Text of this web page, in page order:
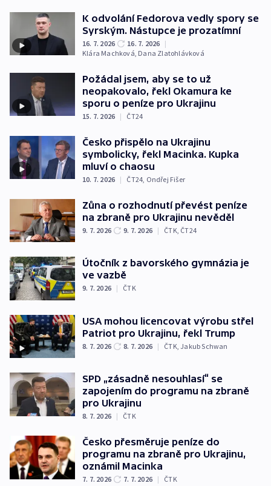
K odvolání Fedorova vedly spory se
Syrským. Nástupce je prozatímní
16. 7. 2026 16. 7. 2026 |
Klára Machková Dana Zlatohlávková
Požádal jsem, aby se to už
neopakovalo, řekl Okamura ke
sporu o peníze pro Ukrajinu
15. 7. 2026 | ČT24
Česko přispělo na Ukrajinu
symbolicky, řekl Macinka. Kupka
mluví o chaosu
10. 7. 2026 | ČT24 Ondřej Fišer
Zůna o rozhodnutí převést peníze
na zbraně pro Ukrajinu nevěděl
9. 7. 2026 9. 7. 2026 | ČTK ČT24
Útočník z bavorského gymnázia je
ve vazbě
9. 7. 2026 | ČTK
USA mohou licencovat výrobu střel
Patriot pro Ukrajinu, řekl Trump
8. 7. 2026 8. 7. 2026 | ČTK Jakub Schwan
SPD „zásadně nesouhlasí“ se
zapojením do programu na zbraně
pro Ukrajinu
8. 7. 2026 | ČTK
Česko přesměruje peníze do
programu na zbraně pro Ukrajinu,
oznámil Macinka
7. 7. 2026 7. 7. 2026 | ČTK